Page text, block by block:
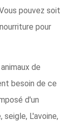
pouvez soit
pour
de
besoin de ce
d'un
L'avoine,